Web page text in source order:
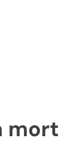
mort